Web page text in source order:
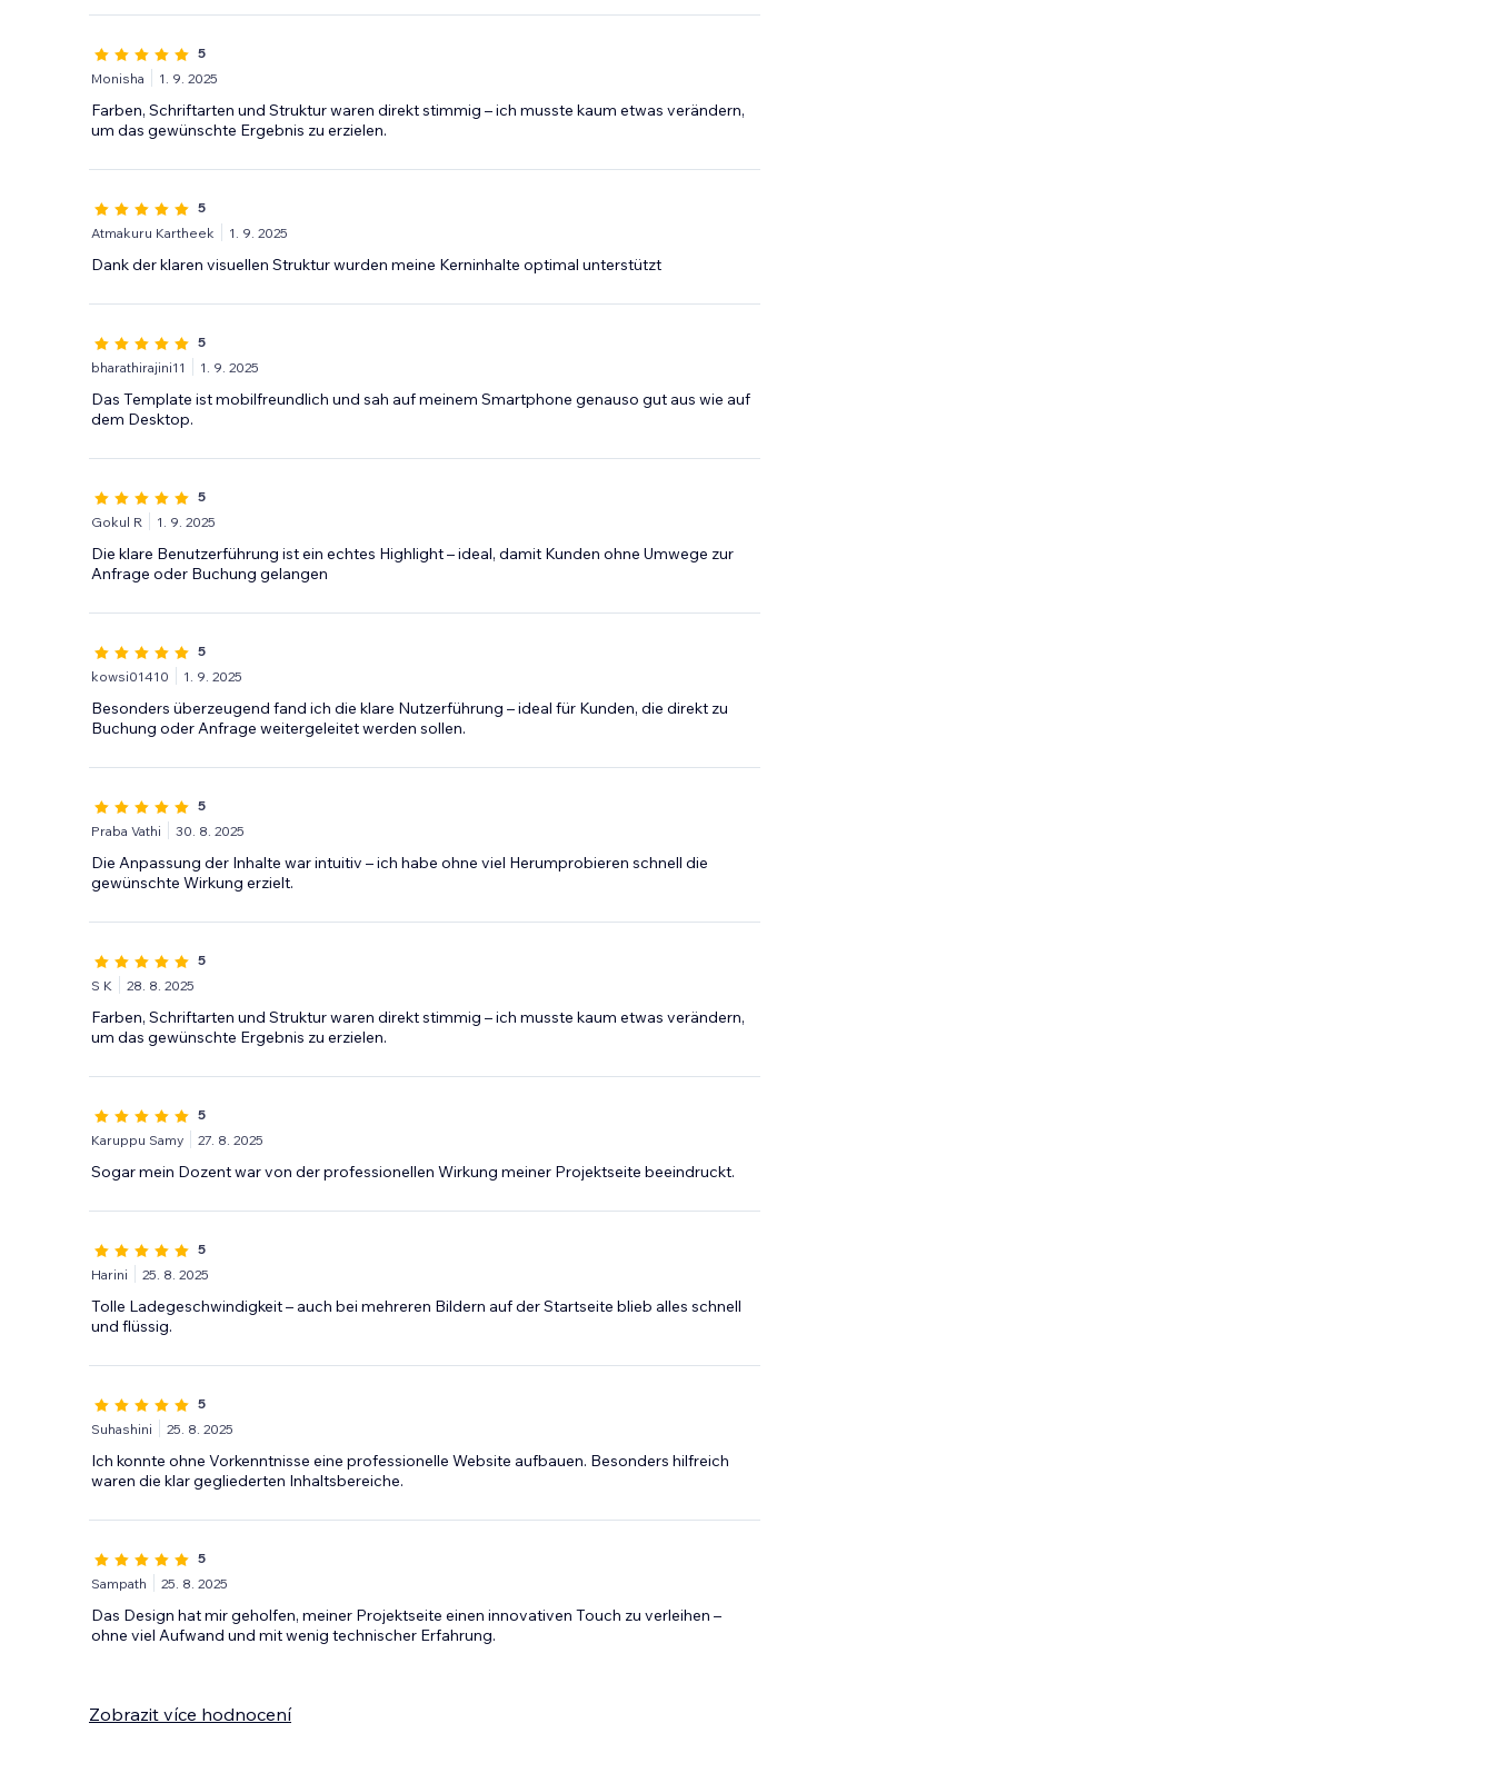
5
Monisha
1. 9. 2025
Farben, Schriftarten und Struktur waren direkt stimmig – ich musste kaum etwas verändern,
um das gewünschte Ergebnis zu erzielen.
5
Atmakuru Kartheek
1. 9. 2025
Dank der klaren visuellen Struktur wurden meine Kerninhalte optimal unterstützt
5
bharathirajini11
1. 9. 2025
Das Template ist mobilfreundlich und sah auf meinem Smartphone genauso gut aus wie auf
dem Desktop.
5
Gokul R
1. 9. 2025
Die klare Benutzerführung ist ein echtes Highlight – ideal, damit Kunden ohne Umwege zur
Anfrage oder Buchung gelangen
5
kowsi01410
1. 9. 2025
Besonders überzeugend fand ich die klare Nutzerführung – ideal für Kunden, die direkt zu
Buchung oder Anfrage weitergeleitet werden sollen.
5
Praba Vathi
30. 8. 2025
Die Anpassung der Inhalte war intuitiv – ich habe ohne viel Herumprobieren schnell die
gewünschte Wirkung erzielt.
5
S K
28. 8. 2025
Farben, Schriftarten und Struktur waren direkt stimmig – ich musste kaum etwas verändern,
um das gewünschte Ergebnis zu erzielen.
5
Karuppu Samy
27. 8. 2025
Sogar mein Dozent war von der professionellen Wirkung meiner Projektseite beeindruckt.
5
Harini
25. 8. 2025
Tolle Ladegeschwindigkeit – auch bei mehreren Bildern auf der Startseite blieb alles schnell
und flüssig.
5
Suhashini
25. 8. 2025
Ich konnte ohne Vorkenntnisse eine professionelle Website aufbauen. Besonders hilfreich
waren die klar gegliederten Inhaltsbereiche.
5
Sampath
25. 8. 2025
Das Design hat mir geholfen, meiner Projektseite einen innovativen Touch zu verleihen –
ohne viel Aufwand und mit wenig technischer Erfahrung.
Zobrazit více hodnocení